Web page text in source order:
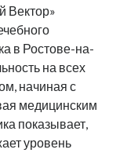
Вектор»
в Ростове-на-
на всех
начиная с
медицинским
показывает,
уровень